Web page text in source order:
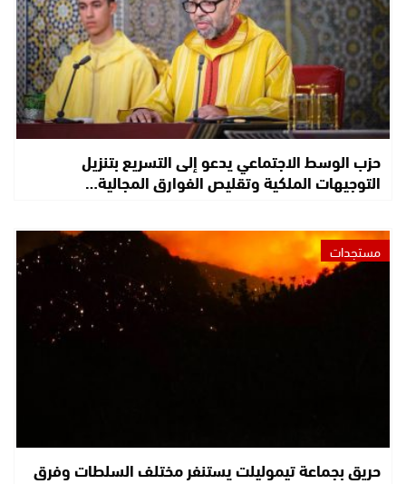
حزب الوسط الاجتماعي يدعو إلى التسريع بتنزيل
التوجيهات الملكية وتقليص الفوارق المجالية…
مستجدات
حريق بجماعة تيموليلت يستنفر مختلف السلطات وفرق